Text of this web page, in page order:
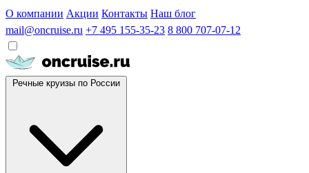
О компании Акции Контакты Наш блог
mail@oncruise.ru +7 495 155-35-23 8 800 707-07-12